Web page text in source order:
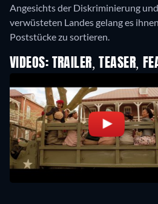
Angesichts der Diskriminierung
verwüsteten Landes gelang es
Poststücke zu sortieren.
VIDEOS: TRAILER, TEASER,